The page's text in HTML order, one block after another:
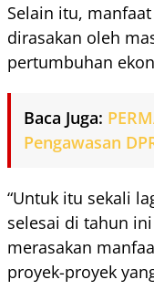
Selain itu,
dirasakan oleh
pertumbuhan
Baca Juga:
Pengawasan
“Untuk itu sekali
selesai di tahun
merasakan
proyek-proyek